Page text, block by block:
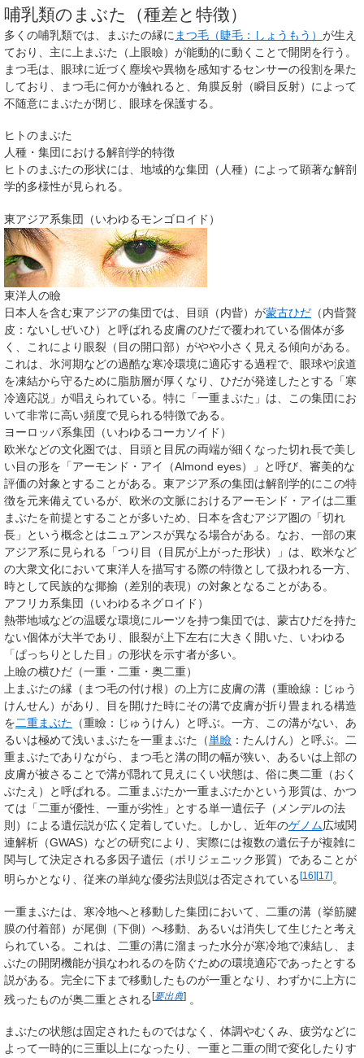
哺乳類のまぶた（種差と特徴）
多くの哺乳類では、まぶたの縁に まつ毛（睫毛：しょうもう） が生え
ており、主に上まぶた（上眼瞼）が能動的に動くことで開閉を行う。
まつ毛は、眼球に近づく塵埃や異物を感知するセンサーの役割を果た
しており、まつ毛に何かが触れると、角膜反射（瞬目反射）によって
不随意にまぶたが閉じ、眼球を保護する。
ヒトのまぶた
人種・集団における解剖学的特徴
ヒトのまぶたの形状には、地域的な集団（人種）によって顕著な解剖
学的多様性が見られる。
東アジア系集団（いわゆるモンゴロイド）
東洋人の瞼
日本人を含む東アジアの集団では、目頭（内眥）が蒙古ひだ （内眥贅
皮：ないしぜいひ）と呼ばれる皮膚のひだで覆われている個体が多
く、これにより眼裂（目の開口部）がやや小さく見える傾向がある。
これは、氷河期などの過酷な寒冷環境に適応する過程で、眼球や涙道
を凍結から守るために脂肪層が厚くなり、ひだが発達したとする「寒
冷適応説」が唱えられている。特に「一重まぶた」は、この集団にお
いて非常に高い頻度で見られる特徴である。
ヨーロッパ系集団（いわゆるコーカソイド）
欧米などの文化圏では、目頭と目尻の両端が細くなった切れ長で美し
い目の形を「アーモンド・アイ（Almond eyes）」と呼び、審美的な
評価の対象とすることがある。東アジア系の集団は解剖学的にこの特
徴を元来備えているが、欧米の文脈におけるアーモンド・アイは二重
まぶたを前提とすることが多いため、日本を含むアジア圏の「切れ
長」という概念とはニュアンスが異なる場合がある。なお、一部の東
アジア系に見られる「つり目（目尻が上がった形状）」は、欧米など
の大衆文化において東洋人を描写する際の特徴として扱われる一方、
時として民族的な揶揄（差別的表現）の対象となることがある。
アフリカ系集団（いわゆるネグロイド）
熱帯地域などの温暖な環境にルーツを持つ集団では、蒙古ひだを持た
ない個体が大半であり、眼裂が上下左右に大きく開いた、いわゆる
「ぱっちりとした目」の形状を示す者が多い。
上瞼の横ひだ（一重・二重・奥二重）
上まぶたの縁（まつ毛の付け根）の上方に皮膚の溝（重瞼線：じゅう
けんせん）があり、目を開けた時にその溝で皮膚が折り畳まれる構造
を二重まぶた （重瞼：じゅうけん）と呼ぶ。一方、この溝がない、あ
るいは極めて浅いまぶたを一重まぶた（単瞼 ：たんけん）と呼ぶ。二
重まぶたでありながら、まつ毛と溝の間の幅が狭い、あるいは上部の
皮膚が被さることで溝が隠れて見えにくい状態は、俗に奥二重（おく
ぶたえ）と呼ばれる。二重まぶたか一重まぶたかという形質は、かつ
ては「二重が優性、一重が劣性」とする単一遺伝子（メンデルの法
則）による遺伝説が広く定着していた。しかし、近年のゲノム広域関
連解析（GWAS）などの研究により、実際には複数の遺伝子が複雑に
関与して決定される多因子遺伝（ポリジェニック形質）であることが
明らかとなり、従来の単純な優劣法則説は否定されている[16][17]。
一重まぶたは、寒冷地へと移動した集団において、二重の溝（挙筋腱
膜の付着部）が尾側（下側）へ移動、あるいは消失して生じたと考え
られている。これは、二重の溝に溜まった水分が寒冷地で凍結し、ま
ぶたの開閉機能が損なわれるのを防ぐための環境適応であったとする
説がある。完全に下まで移動したものが一重となり、わずかに上方に
残ったものが奥二重とされる[要出典] 。
まぶたの状態は固定されたものではなく、体調やむくみ、疲労などに
よって一時的に三重以上になったり、一重と二重の間で変化したりす